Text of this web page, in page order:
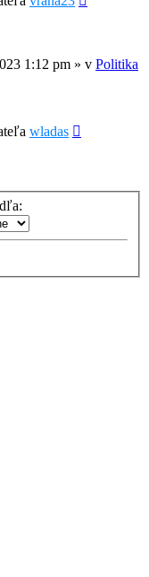
1:12 pm » v Politika
wladas